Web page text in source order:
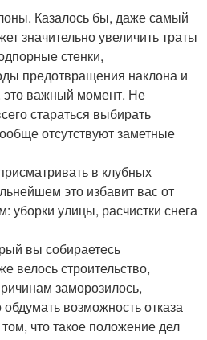
Казалось бы, даже самый
значительно увеличить траты
стенки,
предотвращения наклона и
важный момент. Не
стараться выбирать
отсутствуют заметные
в клубных
это избавит вас от
уборки улицы, расчистки снега
вы собираетесь
велось строительство,
заморозилось,
возможность отказа
что такое положение дел